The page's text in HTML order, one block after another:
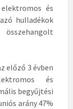
és
hulladékok
előző 3 évben
és
begyűjtési
arány 47%